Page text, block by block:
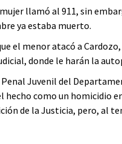
llamó al 911, sin
ya estaba muerto.
el menor atacó a
donde le harán la
Penal Juvenil del
hecho como un homicidio
de la Justicia, pero, al